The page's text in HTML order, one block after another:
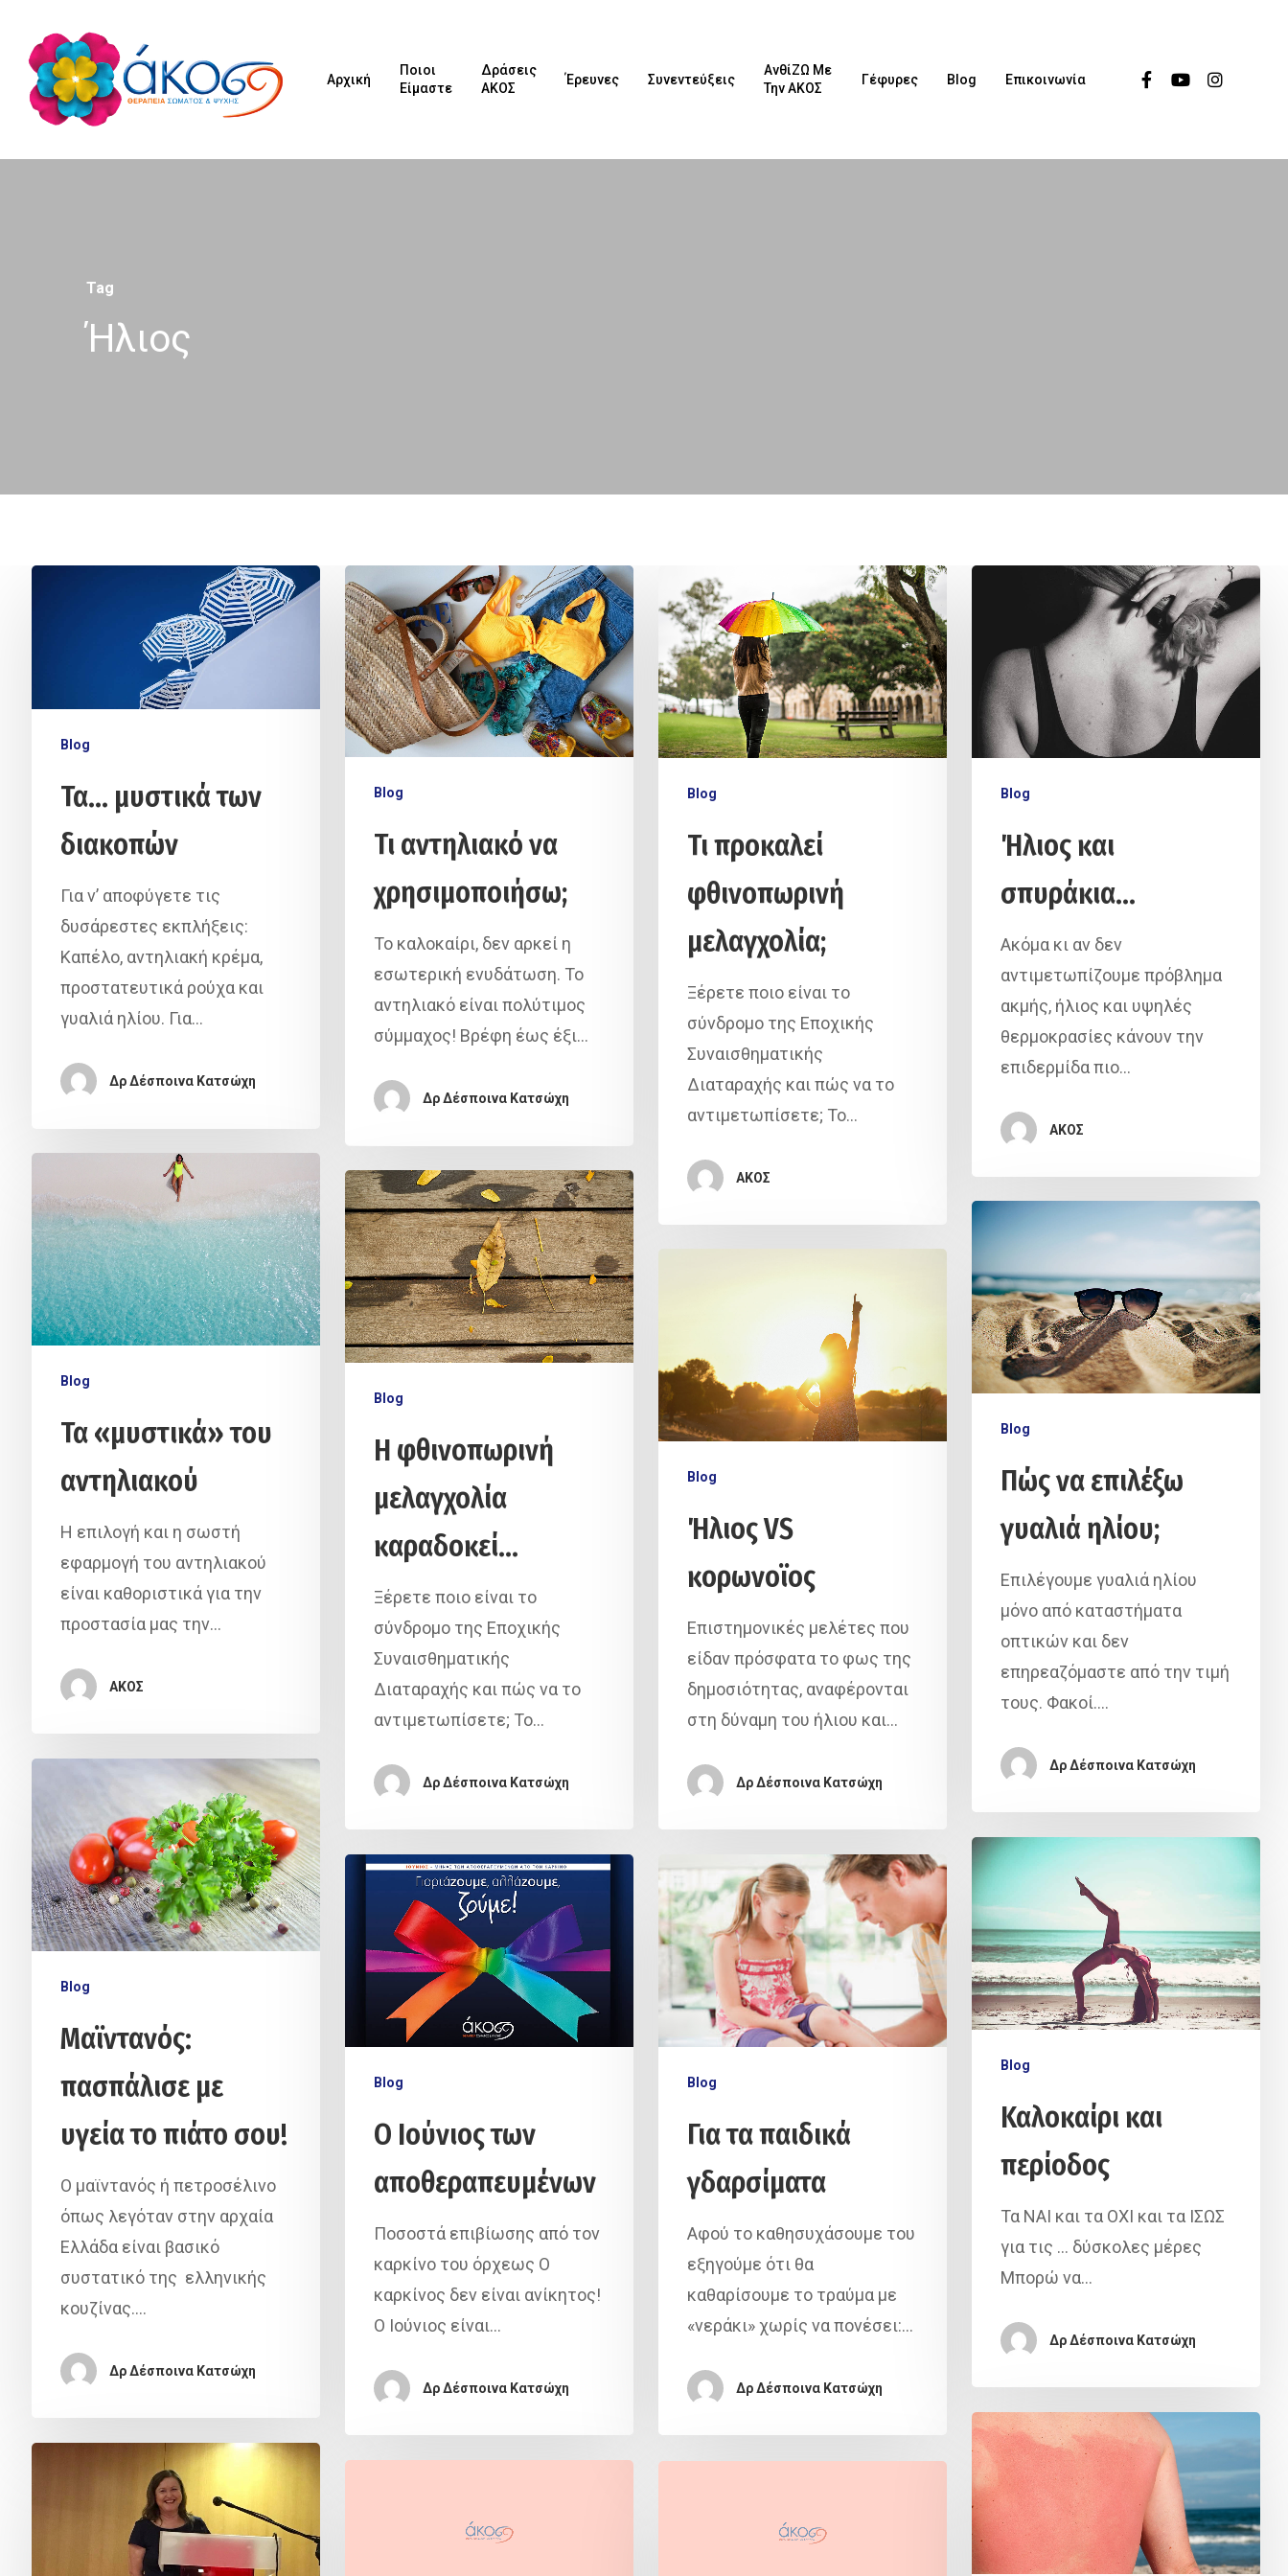
Αρχική
Ποιοι
Είμαστε
Δράσεις
ΑΚΟΣ
Έρευνες Συνεντεύξεις
ΑνθίΖΩ Με
Την ΑΚΟΣ
Γέφυρες Blog Επικοινωνία
Tag
Ήλιος
Blog
Τα… μυστικά των
διακοπών
Για ν’ αποφύγετε τις
δυσάρεστες εκπλήξεις:
Καπέλο, αντηλιακή κρέμα,
προστατευτικά ρούχα και
γυαλιά ηλίου. Για…
Δρ Δέσποινα Κατσώχη
Blog
Τι αντηλιακό να
χρησιμοποιήσω;
Το καλοκαίρι, δεν αρκεί η
εσωτερική ενυδάτωση. Το
αντηλιακό είναι πολύτιμος
σύμμαχος! Βρέφη έως έξι…
Δρ Δέσποινα Κατσώχη
Blog
Τι προκαλεί
φθινοπωρινή
μελαγχολία;
Ξέρετε ποιο είναι το
σύνδρομο της Εποχικής
Συναισθηματικής
Διαταραχής και πώς να το
αντιμετωπίσετε; Το…
ΑΚΟΣ
Blog
Ήλιος και
σπυράκια…
Ακόμα κι αν δεν
αντιμετωπίζουμε πρόβλημα
ακμής, ήλιος και υψηλές
θερμοκρασίες κάνουν την
επιδερμίδα πιο…
ΑΚΟΣ
Blog
Τα «μυστικά» του
αντηλιακού
Η επιλογή και η σωστή
εφαρμογή του αντηλιακού
είναι καθοριστικά για την
προστασία μας την…
ΑΚΟΣ
Blog
Η φθινοπωρινή
μελαγχολία
καραδοκεί…
Ξέρετε ποιο είναι το
σύνδρομο της Εποχικής
Συναισθηματικής
Διαταραχής και πώς να το
αντιμετωπίσετε; Το…
Δρ Δέσποινα Κατσώχη
Blog
Πώς να επιλέξω
γυαλιά ηλίου;
Επιλέγουμε γυαλιά ηλίου
μόνο από καταστήματα
οπτικών και δεν
επηρεαζόμαστε από την τιμή
τους. Φακοί.…
Δρ Δέσποινα Κατσώχη
Blog
Ήλιος VS
κορωνοϊος
Επιστημονικές μελέτες που
είδαν πρόσφατα το φως της
δημοσιότητας, αναφέρονται
στη δύναμη του ήλιου και…
Δρ Δέσποινα Κατσώχη
Blog
Μαϊντανός:
πασπάλισε με
υγεία το πιάτο σου!
Ο μαϊντανός ή πετροσέλινο
όπως λεγόταν στην αρχαία
Ελλάδα είναι βασικό
συστατικό της ελληνικής
κουζίνας.…
Δρ Δέσποινα Κατσώχη
Blog
Καλοκαίρι και
περίοδος
Τα ΝΑΙ και τα ΟΧΙ και τα ΙΣΩΣ
για τις … δύσκολες μέρες
Μπορώ να…
Δρ Δέσποινα Κατσώχη
Blog
Ο Ιούνιος των
αποθεραπευμένων
Ποσοστά επιβίωσης από τον
καρκίνο του όρχεως Ο
καρκίνος δεν είναι ανίκητος!
Ο Ιούνιος είναι…
Δρ Δέσποινα Κατσώχη
Blog
Για τα παιδικά
γδαρσίματα
Αφού το καθησυχάσουμε του
εξηγούμε ότι θα
καθαρίσουμε το τραύμα με
«νεράκι» χωρίς να πονέσει:…
Δρ Δέσποινα Κατσώχη